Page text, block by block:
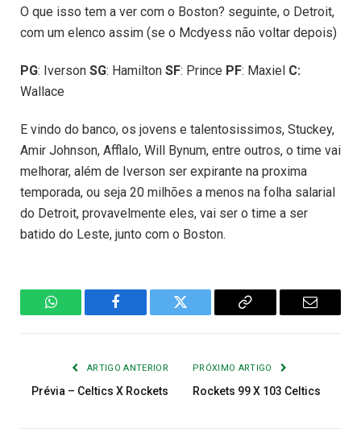
O que isso tem a ver com o Boston? seguinte, o Detroit,
com um elenco assim (se o Mcdyess não voltar depois)
PG: Iverson SG: Hamilton SF: Prince PF: Maxiel C:
Wallace
E vindo do banco, os jovens e talentosissimos, Stuckey,
Amir Johnson, Afflalo, Will Bynum, entre outros, o time vai
melhorar, além de Iverson ser expirante na proxima
temporada, ou seja 20 milhões a menos na folha salarial
do Detroit, provavelmente eles, vai ser o time a ser
batido do Leste, junto com o Boston.
WhatsAppFacebook Twitter
Copiar
E-
ARTIGO ANTERIOR
Prévia – Celtics X Rockets
PRÓXIMO ARTIGO
Rockets 99 X 103 Celtics